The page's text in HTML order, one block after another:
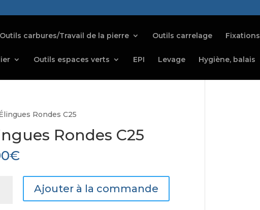
Outils carbures/Travail de la pierre Outils carrelage Fixations
Outils espaces verts EPI Levage Hygiène, balais
Rondes C25
Rondes C25
€
Ajouter à la commande